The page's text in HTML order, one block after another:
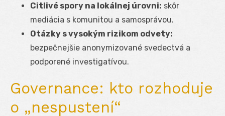
Citlivé spory na lokálnej úrovni: skôr
mediácia s komunitou a samosprávou.
Otázky s vysokým rizikom odvety:
bezpečnejšie anonymizované svedectvá a
podporené investigatívou.
Governance: kto rozhoduje
o „nespustení“